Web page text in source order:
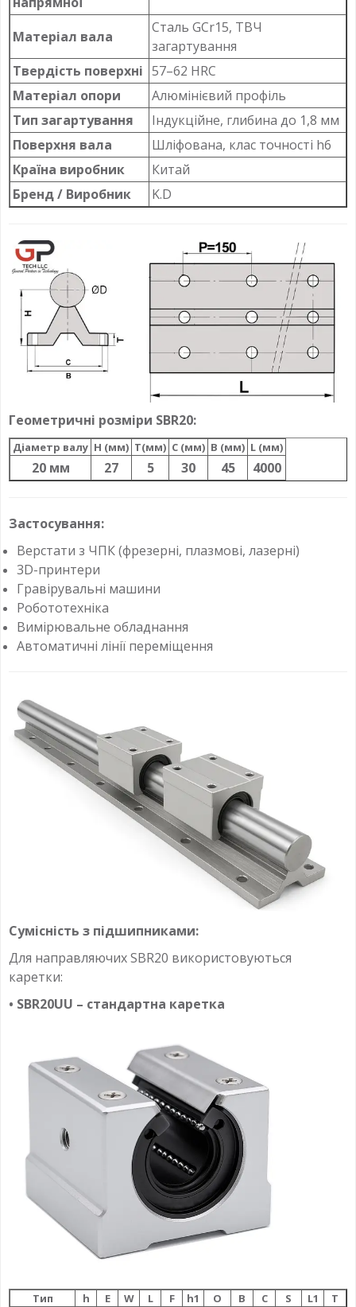
Матеріал вала
Сталь GCr15, ТВЧ
загартування
Твердість поверхні 57–62 HRC
Матеріал опори
Алюмінієвий профіль
Тип загартування
Індукційне, глибина до 1,8 мм
Поверхня вала
Шліфована, клас точності h6
Країна виробник
Китай
Бренд / Виробник
K.D
Геометричні розміри SBR20:
Діаметр валу H (мм) T(мм) C (мм) B (мм) L (мм)
20 мм 27 5 30 45 4000
Застосування:
Верстати з ЧПК (фрезерні, плазмові, лазерні)
3D-принтери
Гравірувальні машини
Робототехніка
Вимірювальне обладнання
Автоматичні лінії переміщення
Сумісність з підшипниками:
Для направляючих SBR20 використовуються
каретки:
• SBR20UU – стандартна каретка
Тип h E W L F h1 О B C S L1 T